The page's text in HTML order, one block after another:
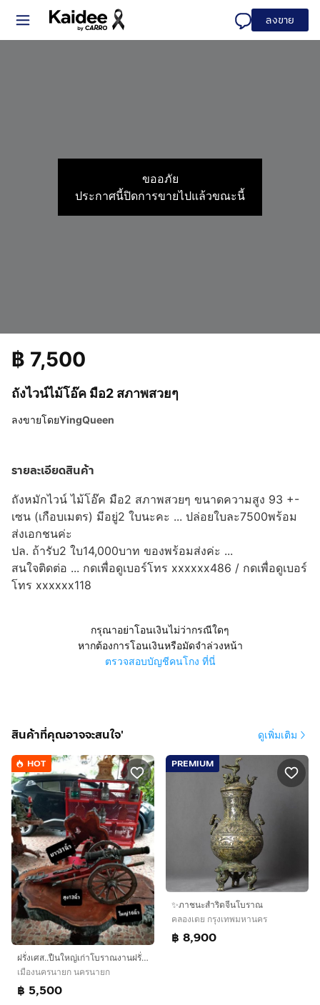
ลงขาย
ขออภัย
ประกาศนี้ปิดการขายไปแล้วขณะนี้
ถังไวน์ไม้โอ๊ค มือ2 สภาพสวยๆ
฿ 7,500
ลงขายโดยYingQueen
รายละเอียดสินค้า
ถังหมักไวน์ ไม้โอ๊ค มือ2 สภาพสวยๆ ขนาดความสูง 93 +-
เซน (เกือบเมตร) มีอยู่2 ใบนะคะ ... ปล่อยใบละ7500พร้อม
ส่งเอกชนค่ะ
ปล. ถ้ารับ2 ใบ14,000บาท ของพร้อมส่งค่ะ ...
สนใจติดต่อ ... กดเพื่อดูเบอร์โทร xxxxxx486 / กดเพื่อดูเบอร์
โทร xxxxxx118
กรุณาอย่าโอนเงินไม่ว่ากรณีใดๆ
หากต้องการโอนเงินหรือมัดจำล่วงหน้า
ตรวจสอบบัญชีคนโกง ที่นี่
สินค้าที่คุณอาจจะสนใจ' ดูเพิ่มเติม
HOT
ฝรั่งเศส..ปืนใหญ่เก่าโบราณงานฝรั่งเศสเนื้อไม้แท้โลหะจริงสภาพเยี่ยม
เมืองนครนายก นครนายก
฿ 5,500
PREMIUM
✨ภาชนะสำริดจีนโบราณ
คลองเตย กรุงเทพมหานคร
฿ 8,900